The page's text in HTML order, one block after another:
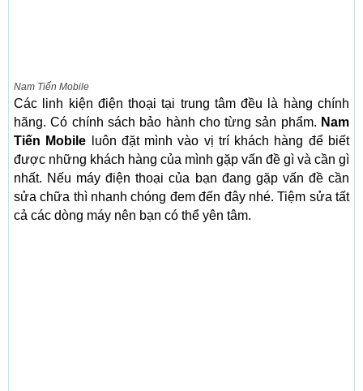
Nam Tiến Mobile
Các linh kiện điện thoại tại trung tâm đều là hàng chính
hãng. Có chính sách bảo hành cho từng sản phẩm. Nam
Tiến Mobile luôn đặt mình vào vị trí khách hàng để biết
được những khách hàng của mình gặp vấn đề gì và cần gì
nhất. Nếu máy điện thoại của bạn đang gặp vấn đề cần
sửa chữa thì nhanh chóng đem đến đây nhé. Tiệm sửa tất
cả các dòng máy nên bạn có thể yên tâm.